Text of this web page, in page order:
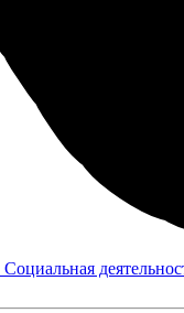
Социальная